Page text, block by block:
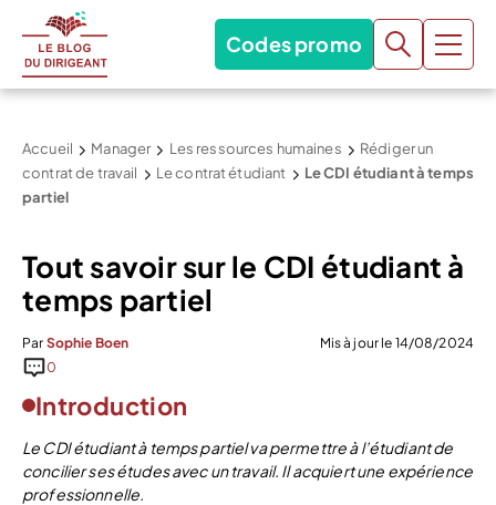
Codes promo
Accueil Manager Les ressources humaines
Rédiger un
contrat de travail
Le contrat étudiant
Le CDI étudiant à temps
partiel
Tout savoir sur le CDI étudiant à
temps partiel
Par Sophie Boen
Mis à jour le 14/08/2024
0
Introduction
Le CDI étudiant à temps partiel va permettre à l’étudiant de
concilier ses études avec un travail. Il acquiert une expérience
professionnelle.